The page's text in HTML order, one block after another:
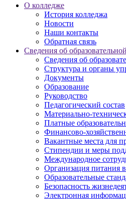
О колледже
История колледжа
Новости
Наши контакты
Обратная связь
Сведения об
Сведения об
Структура и органы
Документы
Образование
Руководство
Педагогический состав
Материально-
Платные
Финансово-
Вакантные места для
Стипендии и меры
Международное
Организация питания
Образовательные
Безопасность
Электронная